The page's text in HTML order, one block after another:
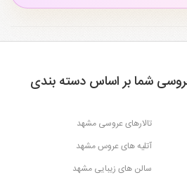
شما بر اساس دسته بندی
تالارهای عروسی مشهد
آتلیه های عروس مشهد
سالن های زیبایی مشهد